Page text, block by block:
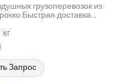
грузоперевозок из
Быстрая доставка
Запрос
Forwarding Co.,